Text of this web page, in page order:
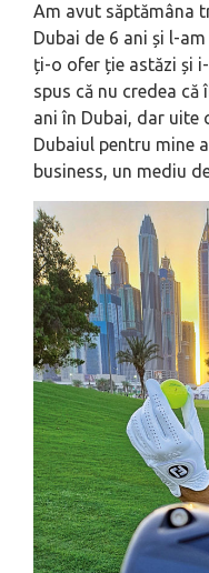
Am avut săptămâna
Dubai de 6 ani și l-
ți-o ofer ție astăzi și
spus că nu credea
ani în Dubai, dar uite
Dubaiul pentru mine
business, un mediu